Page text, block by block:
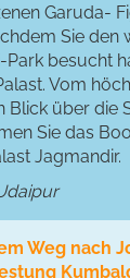
Garuda-
Sie den
Park besucht
Vom
Blick über die
Sie das
Jagmandir.
Weg nach